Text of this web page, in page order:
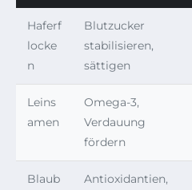
Haferf
locke
n
Blutzucker
stabilisieren,
sättigen
Leins
amen
Omega-3,
Verdauung
fördern
Blaub
Antioxidantien,